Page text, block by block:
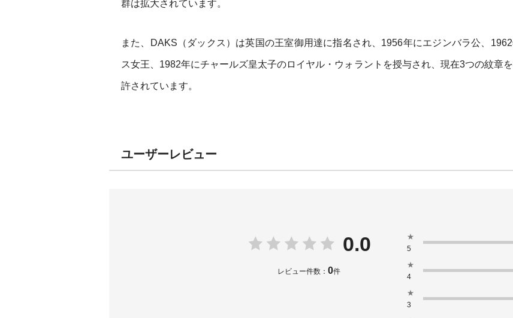
群は拡大されています。
また、DAKS（ダックス）は英国の王室御用達に指名され、1956年にエジンバラ公、
ス女王、1982年にチャールズ皇太子のロイヤル・ウォラントを授与され、現在3つの紋章
許されています。
ユーザーレビュー
0.0
レビュー件数： 0件
★
5
★
4
★
3